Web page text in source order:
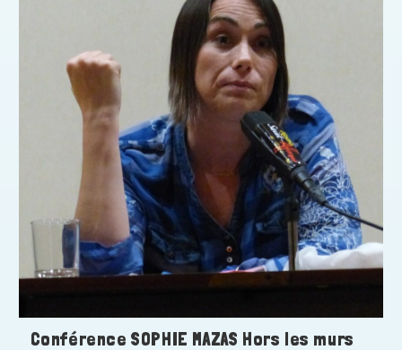
Conférence SOPHIE MAZAS Hors les murs